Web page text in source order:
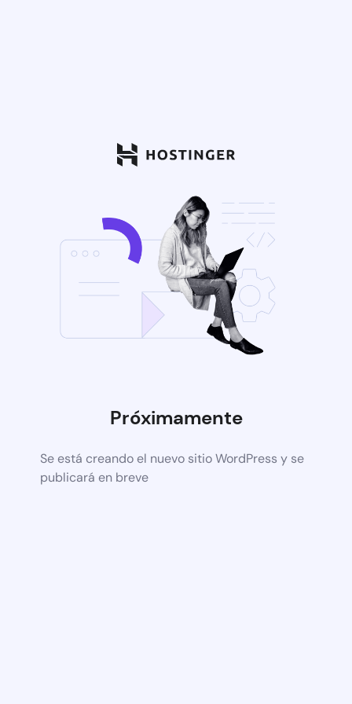
Próximamente
Se está creando el nuevo sitio WordPress y se
publicará en breve